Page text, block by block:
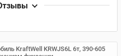
KraftWell KRWJS6L 6т, 390-605